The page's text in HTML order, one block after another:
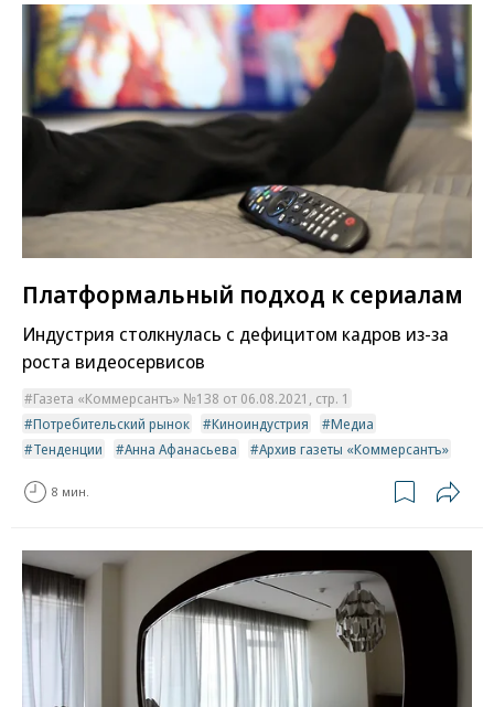
Платформальный подход к сериалам
Индустрия столкнулась с дефицитом кадров из-за
роста видеосервисов
Газета «Коммерсантъ» №138 от 06.08.2021, стр. 1
Потребительский рынок
Киноиндустрия
Медиа
Тенденции
Анна Афанасьева Архив газеты «Коммерсантъ»
8 мин.